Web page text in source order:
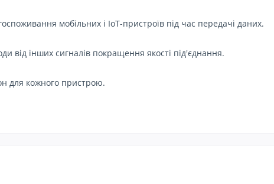
мобільних і IoT-пристроїв під час передачі даних.
від інших сигналів покращення якості під'єднання.
для кожного пристрою.